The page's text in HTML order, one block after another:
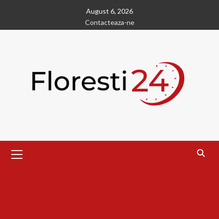
content
August 6, 2026
Contacteaza-ne
Menu